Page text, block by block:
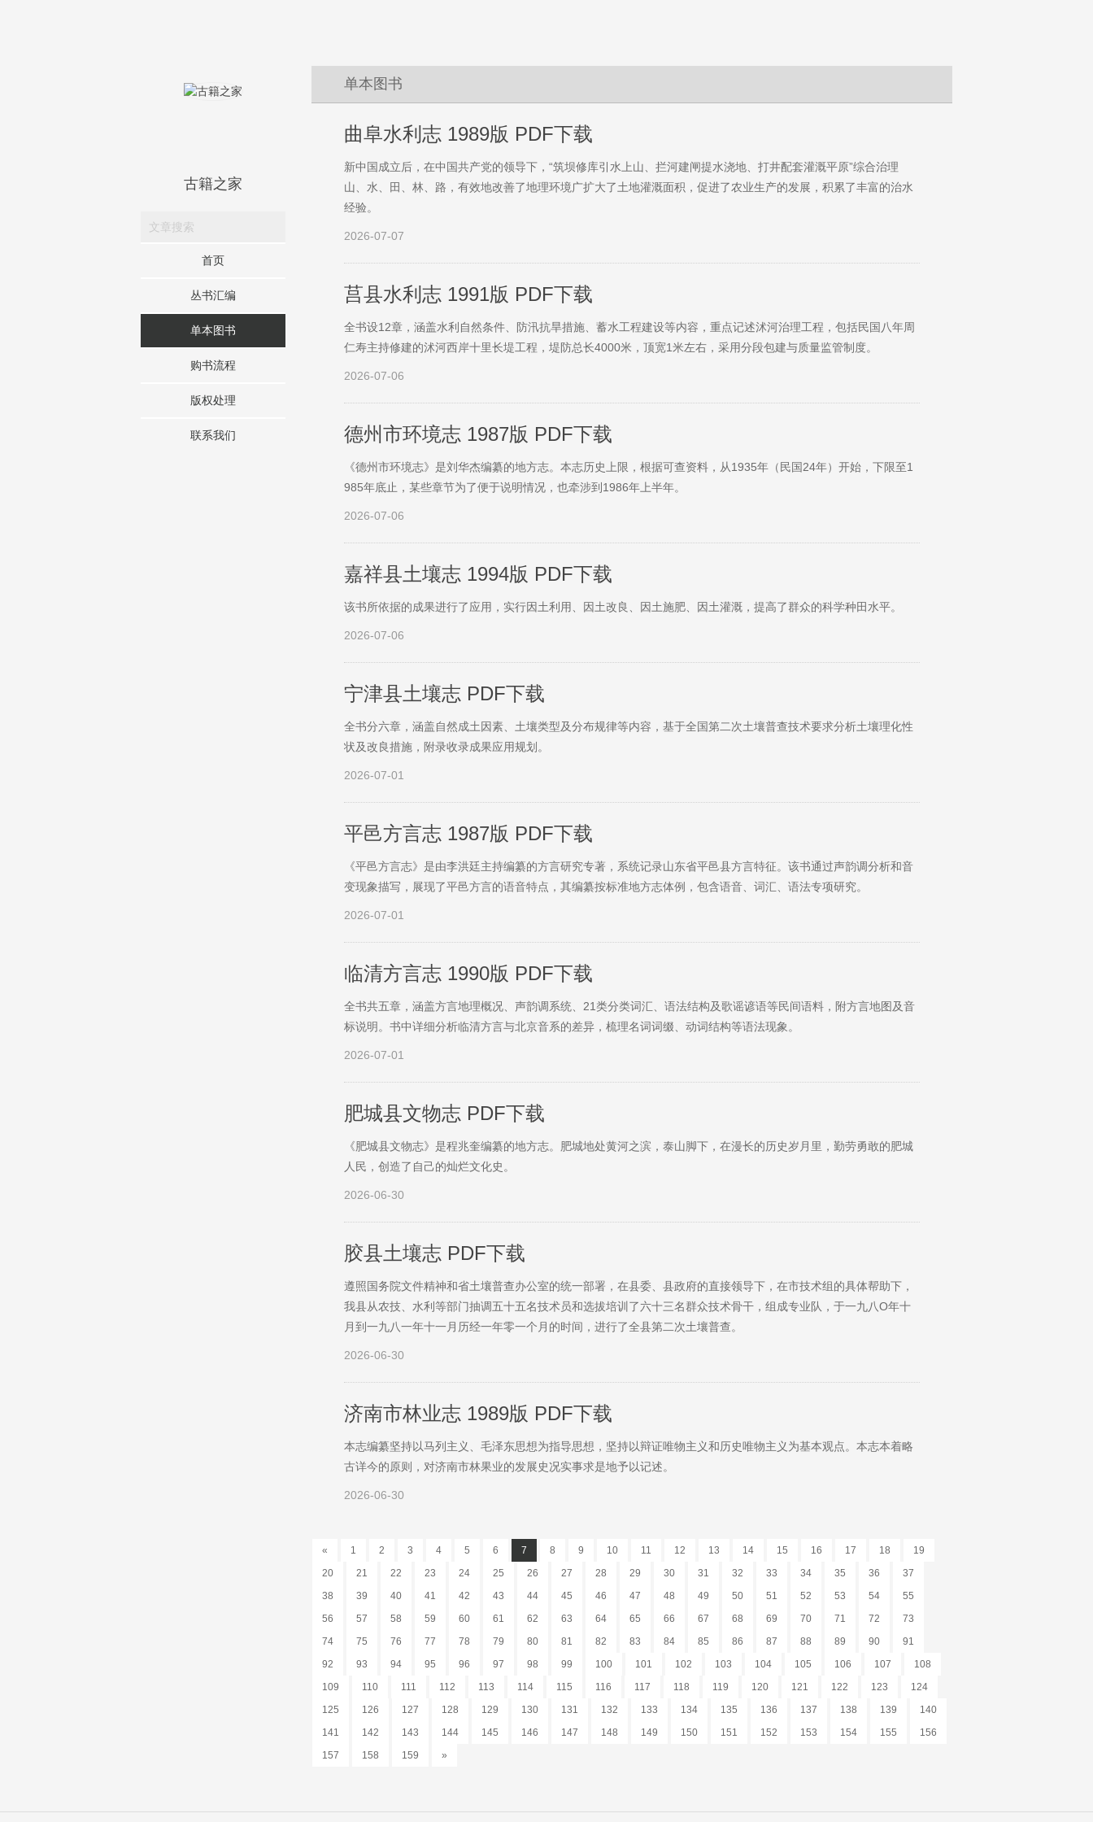
古籍之家
首页
丛书汇编
单本图书
购书流程
版权处理
联系我们
单本图书
曲阜水利志 1989版 PDF下载
新中国成立后，在中国共产党的领导下，“筑坝修库引水上山、拦河建闸提水浇地、打井配套灌溉平原”综合治理
山、水、田、林、路，有效地改善了地理环境广扩大了土地灌溉面积，促进了农业生产的发展，积累了丰富的治水
经验。
2026-07-07
莒县水利志 1991版 PDF下载
全书设12章，涵盖水利自然条件、防汛抗旱措施、蓄水工程建设等内容，重点记述沭河治理工程，包括民国八年周
仁寿主持修建的沭河西岸十里长堤工程，堤防总长4000米，顶宽1米左右，采用分段包建与质量监管制度。
2026-07-06
德州市环境志 1987版 PDF下载
《德州市环境志》是刘华杰编纂的地方志。本志历史上限，根据可查资料，从1935年（民国24年）开始，下限至1
985年底止，某些章节为了便于说明情况，也牵涉到1986年上半年。
2026-07-06
嘉祥县土壤志 1994版 PDF下载
该书所依据的成果进行了应用，实行因土利用、因土改良、因土施肥、因土灌溉，提高了群众的科学种田水平。
2026-07-06
宁津县土壤志 PDF下载
全书分六章，涵盖自然成土因素、土壤类型及分布规律等内容，基于全国第二次土壤普查技术要求分析土壤理化性
状及改良措施，附录收录成果应用规划。
2026-07-01
平邑方言志 1987版 PDF下载
《平邑方言志》是由李洪廷主持编纂的方言研究专著，系统记录山东省平邑县方言特征。该书通过声韵调分析和音
变现象描写，展现了平邑方言的语音特点，其编纂按标准地方志体例，包含语音、词汇、语法专项研究。
2026-07-01
临清方言志 1990版 PDF下载
全书共五章，涵盖方言地理概况、声韵调系统、21类分类词汇、语法结构及歌谣谚语等民间语料，附方言地图及音
标说明。书中详细分析临清方言与北京音系的差异，梳理名词词缀、动词结构等语法现象。
2026-07-01
肥城县文物志 PDF下载
《肥城县文物志》是程兆奎编纂的地方志。肥城地处黄河之滨，泰山脚下，在漫长的历史岁月里，勤劳勇敢的肥城
人民，创造了自己的灿烂文化史。
2026-06-30
胶县土壤志 PDF下载
遵照国务院文件精神和省土壤普查办公室的统一部署，在县委、县政府的直接领导下，在市技术组的具体帮助下，
我县从农技、水利等部门抽调五十五名技术员和选拔培训了六十三名群众技术骨干，组成专业队，于一九八O年十
月到一九八一年十一月历经一年零一个月的时间，进行了全县第二次土壤普查。
2026-06-30
济南市林业志 1989版 PDF下载
本志编纂坚持以马列主义、毛泽东思想为指导思想，坚持以辩证唯物主义和历史唯物主义为基本观点。本志本着略
古详今的原则，对济南市林果业的发展史况实事求是地予以记述。
2026-06-30
« 1 2 3 4 5 6 7 8 9 10 11 12 13 14 15 16 17 18
19
20
21 22 23 24 25 26 27 28 29 30 31 32 33 34 35 36
37
38
39 40 41 42 43 44 45 46 47 48 49 50 51 52 53 54
55
56
57 58 59 60 61 62 63 64 65 66 67 68 69 70 71 72
73
74
75 76 77 78 79 80 81 82 83 84 85 86 87 88 89 90
91
92
93 94 95 96 97 98 99 100 101 102 103 104 105 106 107
108
109
110 111 112 113 114 115 116 117 118 119 120 121 122 123
124
125
126 127 128 129 130 131 132 133 134 135 136 137 138 139
140
141
142 143 144 145 146 147 148 149 150 151 152 153 154 155
156
157
158 159 »